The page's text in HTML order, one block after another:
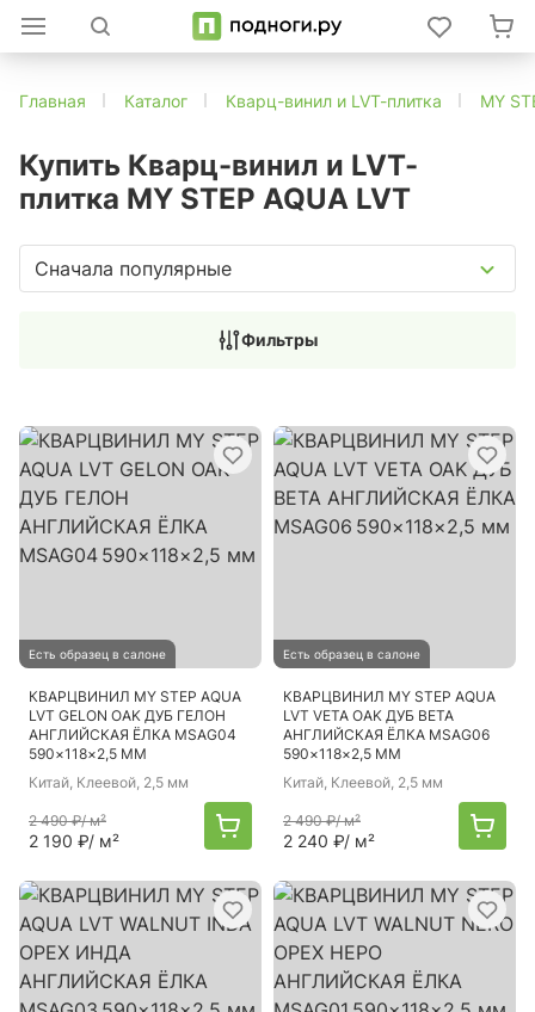
Главная Каталог Кварц-винил и LVT-плитка MY
Купить Кварц-винил и LVT-
плитка MY STEP AQUA LVT
Сначала популярные
Фильтры
Есть образец в салоне
КВАРЦВИНИЛ MY STEP AQUA
LVT GELON OAK ДУБ ГЕЛОН
АНГЛИЙСКАЯ ЁЛКА MSAG04
590×118×2,5 ММ
Китай, Клеевой, 2,5 мм
2 490 ₽/ м²
2 190 ₽/ м²
Есть образец в салоне
КВАРЦВИНИЛ MY STEP AQUA
LVT VETA OAK ДУБ ВЕТА
АНГЛИЙСКАЯ ЁЛКА MSAG06
590×118×2,5 ММ
Китай, Клеевой, 2,5 мм
2 490 ₽/ м²
2 240 ₽/ м²